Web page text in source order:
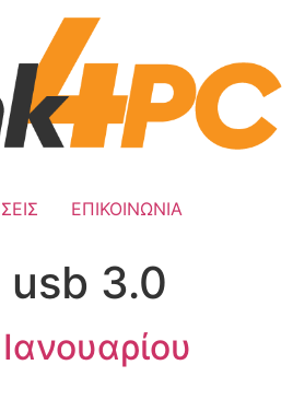
ΕΠΙΚΟΙΝΩΝΙΑ
usb 3.0